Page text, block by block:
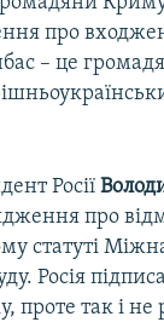
про
– це
Росії
про
статуті
Росія
проте так і не